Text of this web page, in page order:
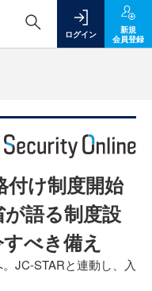
ログイン
新規
会員登録
け制度開始
語る制度設
べき備え
JC-STARと連動し、入